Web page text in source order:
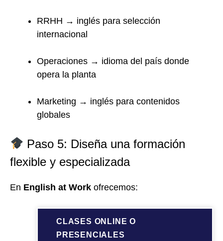
RRHH → inglés para selección
internacional
Operaciones → idioma del país donde
opera la planta
Marketing → inglés para contenidos
globales
Paso 5: Diseña una formación
flexible y especializada
En English at Work ofrecemos:
CLASES ONLINE O
PRESENCIALES